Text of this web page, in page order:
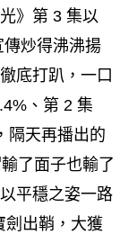
》第 3 集以
炒得沸沸揚
底打趴，一口
、第 2 集
隔天再播出的
了面子也輸了
平穩之姿一路
劍出鞘，大獲